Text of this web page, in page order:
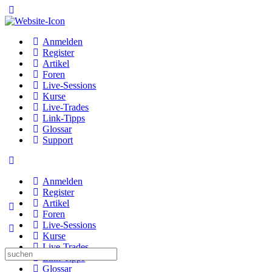
Side
Anmelden
Register
Artikel
Foren
Live-Sessions
Kurse
Live-Trades
Link-Tipps
Glossar
Support
Panel Anmelden
Register
Artikel
Foren
Live-Sessions
Kurse
Live-Trades
Link-Tipps
Glossar
Suche
nach: